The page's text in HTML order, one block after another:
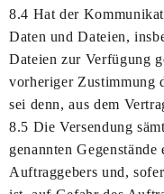
8.4 Hat der
Daten und Dateien,
Dateien zur Verfügung
vorheriger Zustimmung
sei denn, aus dem
8.5 Die Versendung
genannten
Auftraggebers und,